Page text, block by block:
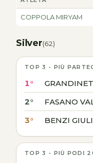
COPPOLA MIRYAM
Silver(62)
TOP 3 - PIÙ
1°
2° FASANO
3° BENZI
TOP 3 - PIÙ PODI